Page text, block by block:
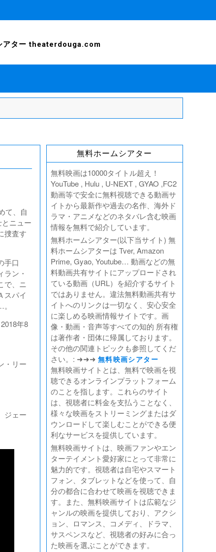
アター theaterdouga.com
て、自
ニュー
捜査す
手口
ン・
で、ニ
スパイ
年8
・リー
ジェー
無料ホームシアター
無料映画は10000タイトル超え！
YouTube , Hulu , U-NEXT , GYAO ,FC2
動画等で安全に無料視聴できる動画サ
イトから最新作や過去の名作、海外ド
ラマ・アニメなどのネタバレ含む映画
情報を無料で紹介しています。
無料ホームシアター(以下当サイト) 無
料ホームシアターは Tver, Amazon
Prime, Gyao, Youtube… 動画などの無
料動画共有サイトにアップロードされ
ている動画（URL）を紹介するサイト
ではありません。違法無料動画共有サ
イトへのリンクは一切なく、安心安全
に楽しめる映画情報サイトです。画
像・動画・音声等すべての知的 所有権
は著作者・団体に帰属しております。
その他の関連トピックも参照してくだ
さい。: ➜➜➜ 無料映画シアター
無料映画サイトとは、無料で映画を視
聴できるオンラインプラットフォーム
のことを指します。これらのサイト
は、視聴者に料金を支払うことなく、
様々な映画をストリーミングまたはダ
ウンロードして楽しむことができる便
利なサービスを提供しています。
無料映画サイトは、映画ファンやエン
ターテイメント愛好家にとって非常に
魅力的です。視聴者は自宅やスマート
フォン、タブレットなどを使って、自
分の都合に合わせて映画を視聴できま
す。また、無料映画サイトは広範なジ
ャンルの映画を提供しており、アクシ
ョン、ロマンス、コメディ、ドラマ、
サスペンスなど、視聴者の好みに合っ
た映画を選ぶことができます。